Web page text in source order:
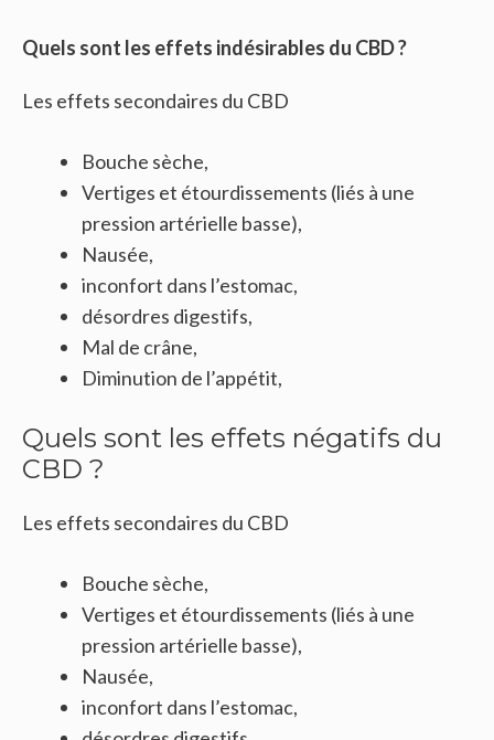
Quels sont les effets indésirables du CBD ?
Les effets secondaires du CBD
Bouche sèche,
Vertiges et étourdissements (liés à une
pression artérielle basse),
Nausée,
inconfort dans l’estomac,
désordres digestifs,
Mal de crâne,
Diminution de l’appétit,
Quels sont les effets négatifs du
CBD ?
Les effets secondaires du CBD
Bouche sèche,
Vertiges et étourdissements (liés à une
pression artérielle basse),
Nausée,
inconfort dans l’estomac,